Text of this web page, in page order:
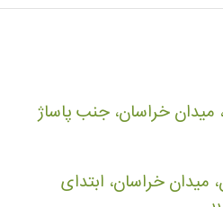
میدان خراسان، جنب پاساژ
میدان خراسان، ابتدای